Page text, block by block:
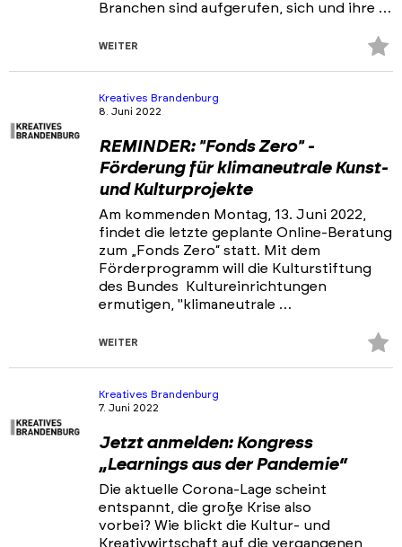
Branchen sind aufgerufen, sich und ihre …
WEITER
Kreatives Brandenburg
8. Juni 2022
REMINDER: "Fonds Zero" -
Förderung für klimaneutrale Kunst-
und Kulturprojekte
Am kommenden Montag, 13. Juni 2022,
findet die letzte geplante Online-Beratung
zum „Fonds Zero“ statt. Mit dem
Förderprogramm will die Kulturstiftung
des Bundes Kultureinrichtungen
ermutigen, "klimaneutrale …
WEITER
Kreatives Brandenburg
7. Juni 2022
Jetzt anmelden: Kongress
„Learnings aus der Pandemie“
Die aktuelle Corona-Lage scheint
entspannt, die große Krise also
vorbei? Wie blickt die Kultur- und
Kreativwirtschaft auf die vergangenen